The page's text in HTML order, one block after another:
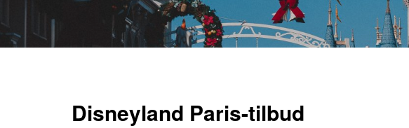
Disneyland Paris-tilbud